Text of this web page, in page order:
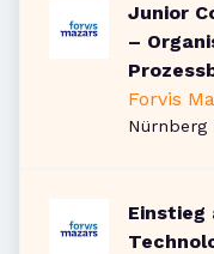
Junior
–
Forvis
Nürnberg
Einstieg